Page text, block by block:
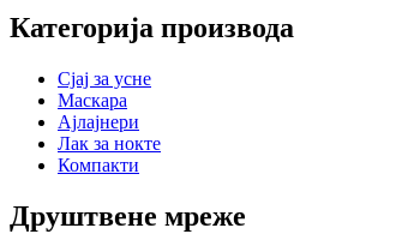
Категорија производа
Сјај за усне
Маскара
Ајлајнери
Лак за нокте
Компакти
Друштвене мреже